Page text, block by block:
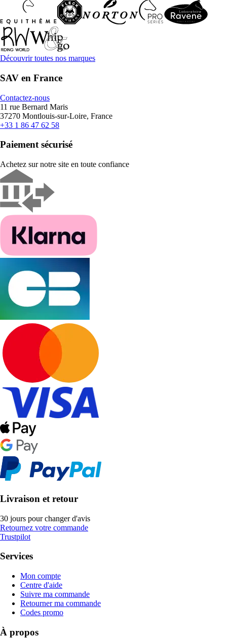
Découvrir toutes nos marques
SAV en France
Contactez-nous
11 rue Bernard Maris
37270 Montlouis-sur-Loire, France
+33 1 86 47 62 58
Paiement sécurisé
Achetez sur notre site en toute confiance
Livraison et retour
30 jours pour changer d'avis
Retournez votre commande
Trustpilot
Services
Mon compte
Centre d'aide
Suivre ma commande
Retourner ma commande
Codes promo
À propos